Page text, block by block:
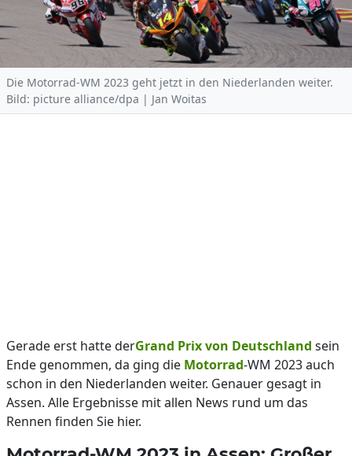
Die Motorrad-WM 2023 geht jetzt in den Niederlanden weiter.
Bild: picture alliance/dpa | Jan Woitas
Gerade erst hatte derGrand Prix von Deutschland sein
Ende genommen, da ging die Motorrad-WM 2023 auch
schon in den Niederlanden weiter. Genauer gesagt in
Assen. Alle Ergebnisse mit allen News rund um das
Rennen finden Sie hier.